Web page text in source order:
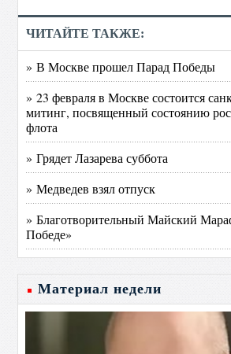
ЧИТАЙТЕ ТАКЖЕ:
» В Москве прошел Парад Победы
» 23 февраля в Москве состоится
митинг, посвященный состоянию
флота
» Грядет Лазарева суббота
» Медведев взял отпуск
» Благотворительный Майский
Победе»
Материал недели